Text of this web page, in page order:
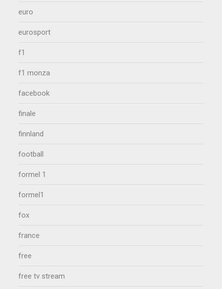
euro
eurosport
f1
f1 monza
facebook
finale
finnland
football
formel 1
formel1
fox
france
free
free tv stream